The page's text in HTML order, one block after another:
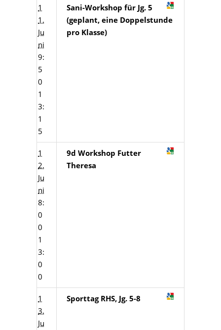
1
1.
Ju
ni
9:
5
0
1
3:
1
5
Sani-Workshop für Jg. 5
(geplant, eine Doppelstunde
pro Klasse)
1
2.
Ju
ni
8:
0
0
1
3:
0
0
9d Workshop Futter
Theresa
1
3.
Ju
Sporttag RHS, Jg. 5-8